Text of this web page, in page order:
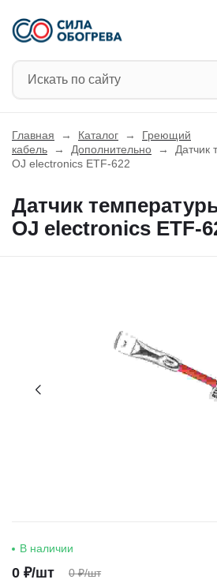
Главная → Каталог →
Греющий
кабель
→ Дополнительно →
Датчик
OJ electronics ETF-622
Датчик
OJ electronics ETF-
В наличии
0 ₽/шт 0 ₽/шт